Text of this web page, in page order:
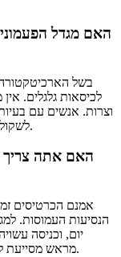
האם מגדל
בשל הארכיטקטורה
וצרות. אנשים עם
לשקול בזהירות את הדרישות הפיזיות לפני ניסיון העלייה.
האם אתה צריך
אמנם הכרטיסים
הנסיעות העמוסות.
יום, וכניסה
מראש מסייעת להימנע מתורים ארוכים ולהפחית אכזבה אפשרית.